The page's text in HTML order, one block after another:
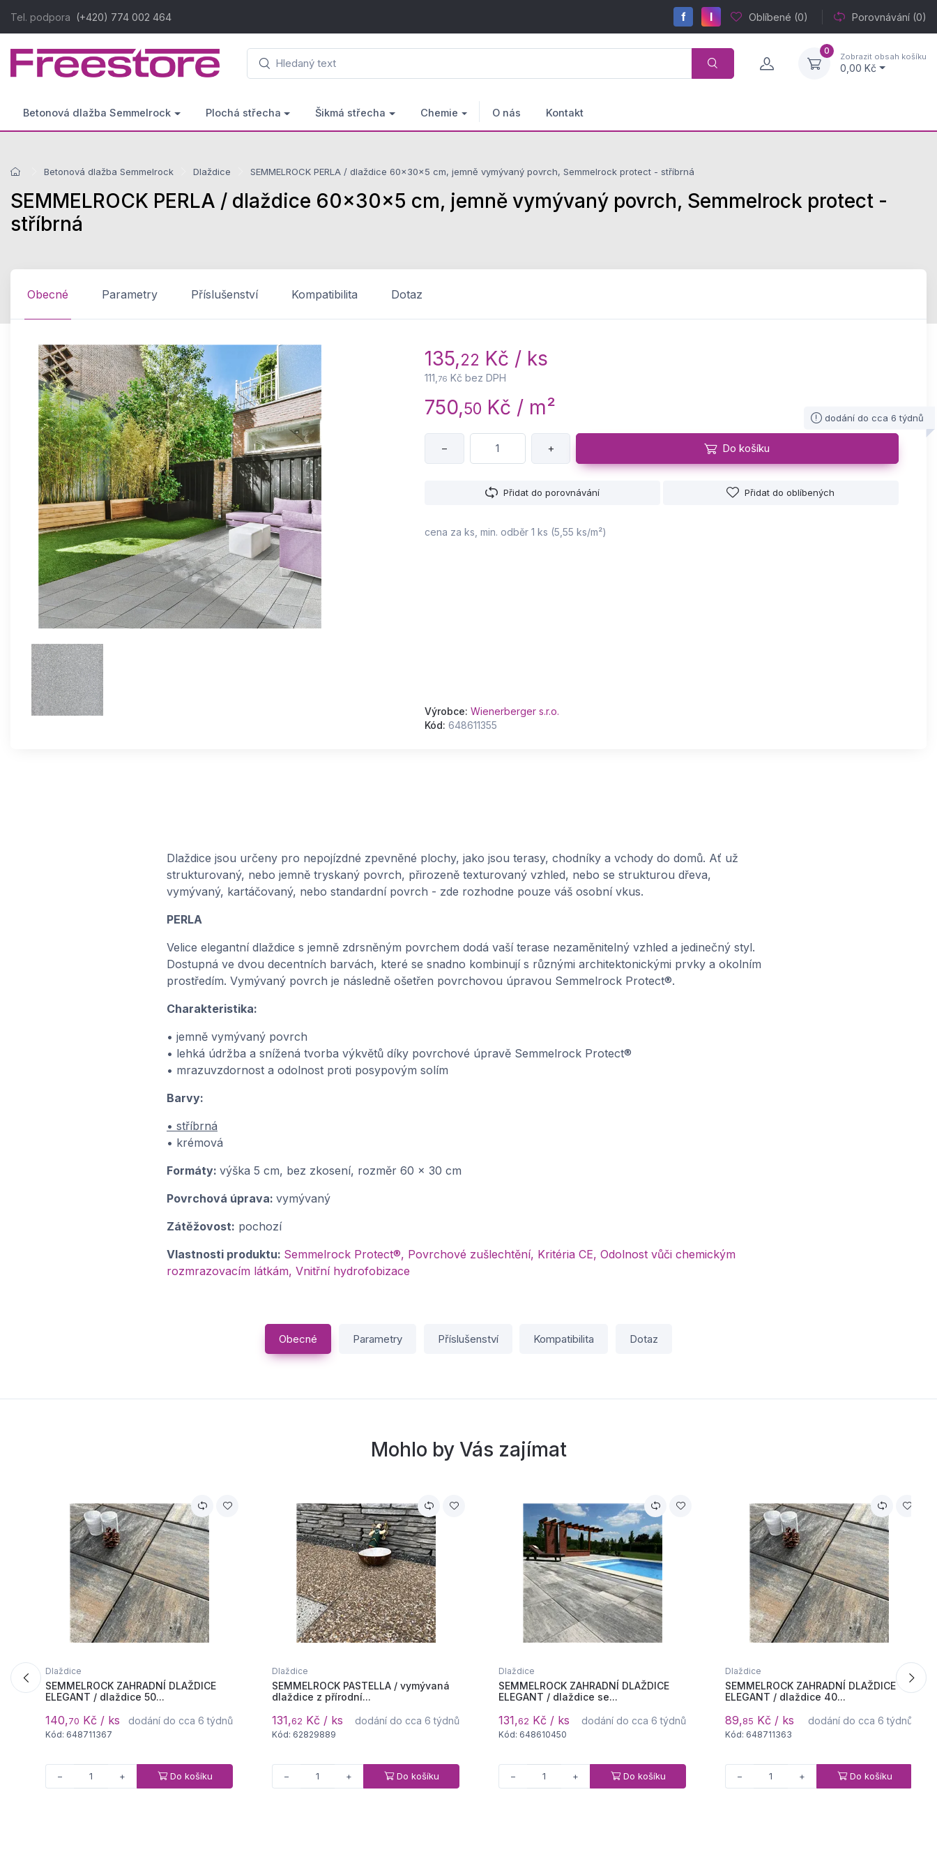
Tel. podpora (+420) 774 002 464 f I Oblíbené (0) Porovnávání (0)
0
Zobrazit obsah košíku
0,00 Kč
Betonová dlažba Semmelrock Plochá střecha Šikmá střecha Chemie O nás Kontakt
Betonová dlažba Semmelrock Dlaždice SEMMELROCK PERLA / dlaždice 60x30x5 cm, jemně vymývaný povrch, Semmelrock protect - stříbrná
SEMMELROCK PERLA / dlaždice 60x30x5 cm, jemně vymývaný povrch, Semmelrock protect -
stříbrná
Obecné Parametry Příslušenství Kompatibilita Dotaz
135,22 Kč / ks
111, 76 Kč bez DPH
750,50 Kč / m² dodání do cca 6 týdnů
− + Do košíku
Přidat do porovnávání Přidat do oblíbených
cena za ks, min. odběr 1 ks (5,55 ks/m²)
Výrobce: Wienerberger s.r.o.
Kód: 648611355
Dlaždice jsou určeny pro nepojízdné zpevněné plochy, jako jsou terasy, chodníky a vchody do domů. Ať už
strukturovaný, nebo jemně tryskaný povrch, přirozeně texturovaný vzhled, nebo se strukturou dřeva,
vymývaný, kartáčovaný, nebo standardní povrch - zde rozhodne pouze váš osobní vkus.
PERLA
Velice elegantní dlaždice s jemně zdrsněným povrchem dodá vaší terase nezaměnitelný vzhled a jedinečný styl.
Dostupná ve dvou decentních barvách, které se snadno kombinují s různými architektonickými prvky a okolním
prostředím. Vymývaný povrch je následně ošetřen povrchovou úpravou Semmelrock Protect®.
Charakteristika:
• jemně vymývaný povrch
• lehká údržba a snížená tvorba výkvětů díky povrchové úpravě Semmelrock Protect®
• mrazuvzdornost a odolnost proti posypovým solím
Barvy:
• stříbrná
• krémová
Formáty: výška 5 cm, bez zkosení, rozměr 60 x 30 cm
Povrchová úprava: vymývaný
Zátěžovost: pochozí
Vlastnosti produktu: Semmelrock Protect®, Povrchové zušlechtění, Kritéria CE, Odolnost vůči chemickým
rozmrazovacím látkám, Vnitřní hydrofobizace
Obecné Parametry Příslušenství Kompatibilita Dotaz
Mohlo by Vás zajímat
Dlaždice
SEMMELROCK ZAHRADNÍ DLAŽDICE
ELEGANT / dlaždice 50...
140,70 Kč / ks dodání do cca 6 týdnů
Kód: 648711367
− + Do košíku
Dlaždice
SEMMELROCK PASTELLA / vymývaná
dlaždice z přírodní...
131,62 Kč / ks dodání do cca 6 týdnů
Kód: 62829889
− + Do košíku
Dlaždice
SEMMELROCK ZAHRADNÍ DLAŽDICE
ELEGANT / dlaždice se...
131,62 Kč / ks dodání do cca 6 týdnů
Kód: 648610450
− + Do košíku
Dlaždice
SEMMELROCK ZAHRADNÍ DLAŽDICE
ELEGANT / dlaždice 40...
89,85 Kč / ks dodání do cca 6 týdnů
Kód: 648711363
− + Do košíku